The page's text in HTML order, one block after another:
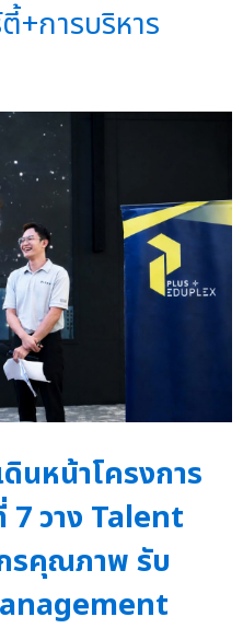
+การบริหาร
นหน้าโครงการ
วาง Talent
รคุณภาพ รับ